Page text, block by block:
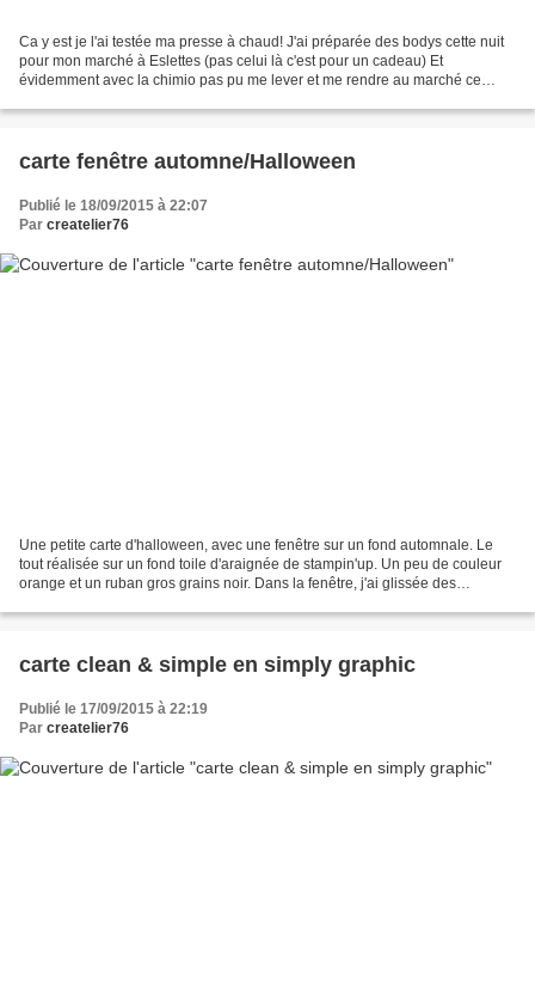
Ca y est je l'ai testée ma presse à chaud! J'ai préparée des bodys cette nuit
pour mon marché à Eslettes (pas celui là c'est pour un cadeau) Et
évidemment avec la chimio pas pu me lever et me rendre au marché ce
carte fenêtre automne/Halloween
Publié le 18/09/2015 à 22:07
Par createlier76
Une petite carte d'halloween, avec une fenêtre sur un fond automnale. Le
tout réalisée sur un fond toile d'araignée de stampin'up. Un peu de couleur
orange et un ruban gros grains noir. Dans la fenêtre, j'ai glissée des
carte clean & simple en simply graphic
Publié le 17/09/2015 à 22:19
Par createlier76